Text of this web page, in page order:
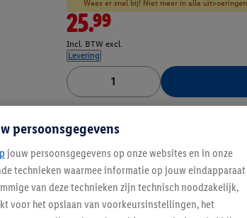
Wees er snel bij! Niet meer in alle uitvoeringen
25.99
Incl. BTW excl.
Levering
persoonsgegevens
jouw persoonsgegevens op onze websites en in onze
technieken waarmee informatie op jouw eindapparaat
van deze technieken zijn technisch noodzakelijk,
voor het opslaan van voorkeursinstellingen, het